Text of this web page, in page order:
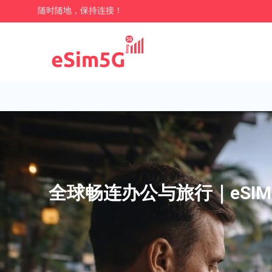
随时随地，保持连接！
全球畅连办公与旅行｜